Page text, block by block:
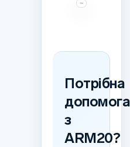
Потрібна
допомога
з
ARM20?